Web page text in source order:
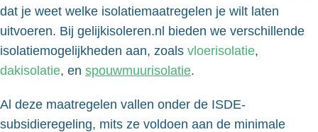
dat je weet welke isolatiemaatregelen je wilt laten
uitvoeren. Bij gelijkisoleren.nl bieden we verschillende
isolatiemogelijkheden aan, zoals vloerisolatie,
dakisolatie, en spouwmuurisolatie.
Al deze maatregelen vallen onder de ISDE-
subsidieregeling, mits ze voldoen aan de minimale